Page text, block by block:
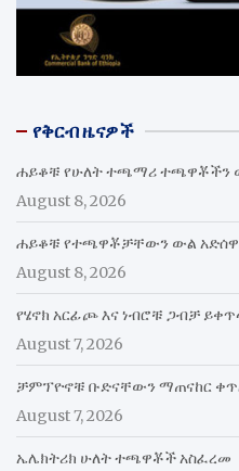
የቅርብ ዜናዎች
ሐይቆቹ የሁለት ተጫማሪ ተጫዋቾችን
August 8, 2026
ሐይቆቹ የተጫዋቾቻቸውን ውል
August 8, 2026
የሄኖክ አርፊጮ እና ነብሮቹ ጋብቻ
August 7, 2026
ቻምፕዮኖቹ ቡድናቸውን ማጠናከር
August 7, 2026
ኤሌክትሪክ ሁለት ተጫዋቾች አስፈረመ